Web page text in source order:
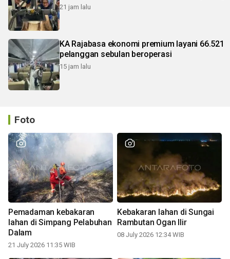
21 jam lalu
KA Rajabasa ekonomi premium layani 66.521
pelanggan sebulan beroperasi
15 jam lalu
Foto
Pemadaman kebakaran
lahan di Simpang Pelabuhan
Dalam
21 July 2026 11:35 WIB
Kebakaran lahan di Sungai
Rambutan Ogan Ilir
08 July 2026 12:34 WIB